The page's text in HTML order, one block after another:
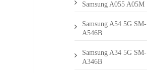
Samsung A055 A05M
Samsung A54 5G SM-
A546B
Samsung A34 5G SM-
A346B